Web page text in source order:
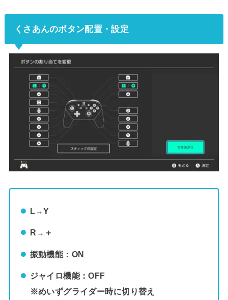
くさあんのボタン配置・設定
L→Y
R→＋
振動機能：ON
ジャイロ機能：OFF
※めいずグライダー時に切り替え